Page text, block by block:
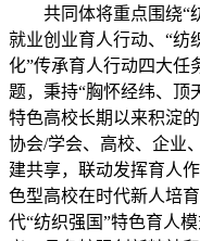
共同体将重点围绕“纺
就业创业育人行动、“纺
化”传承育人行动四大任
题，秉持“胸怀经纬、顶
特色高校长期以来积淀
协会/学会、高校、企业
建共享，联动发挥育人
色型高校在时代新人培
代“纺织强国”特色育人